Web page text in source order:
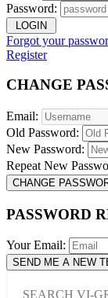
Password:
LOGIN
Forgot your
Register
CHANGE
Email:
Old Password:
New Password:
Repeat New
CHANGE
PASSWORD
Your Email:
SEND ME A NEW